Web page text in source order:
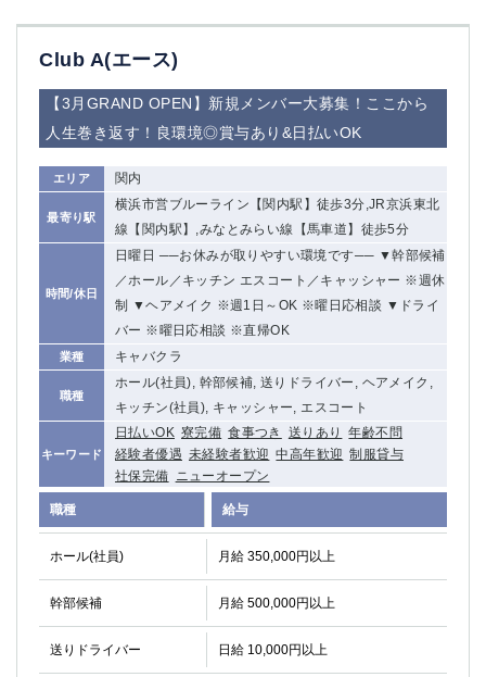
Club A(エース)
【3月GRAND OPEN】新規メンバー大募集！ここから
人生巻き返す！良環境◎賞与あり&日払いOK
エリア 関内
最寄り駅
横浜市営ブルーライン【関内駅】徒歩3分,JR京浜東北
線【関内駅】,みなとみらい線【馬車道】徒歩5分
時間/休日
日曜日 ──お休みが取りやすい環境です── ▼幹部候補
／ホール／キッチン エスコート／キャッシャー ※週休
制 ▼ヘアメイク ※週1日～OK ※曜日応相談 ▼ドライ
バー ※曜日応相談 ※直帰OK
業種 キャバクラ
職種
ホール(社員), 幹部候補, 送りドライバー, ヘアメイク,
キッチン(社員), キャッシャー, エスコート
キーワード
日払いOK 寮完備 食事つき 送りあり
年齢不問
経験者優遇 未経験者歓迎 中高年歓迎 制服貸与
社保完備 ニューオープン
職種 給与
ホール(社員) 月給 350,000円以上
幹部候補 月給 500,000円以上
送りドライバー 日給 10,000円以上